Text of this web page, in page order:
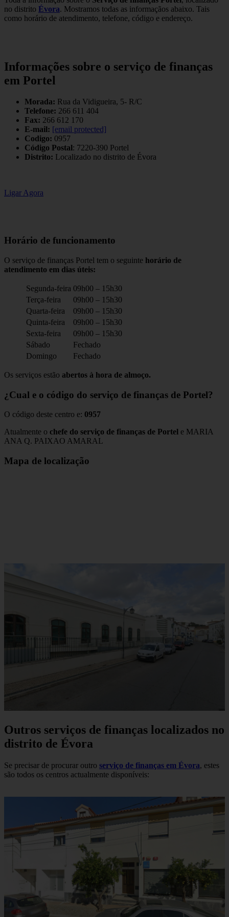
no distrito Évora. Mostramos todas as informaçãos abaixo. Tais
como horário de atendimento, telefone, código e endereço.
Informações sobre o serviço de finanças
em Portel
Morada: Rua da Vidigueira, 5- R/C
Telefone: 266 611 404
Fax: 266 612 170
E-mail: [email protected]
Codigo: 0957
Código Postal: 7220-390 Portel
Distrito: Localizado no distrito de Évora
Ligar Agora
Horário de funcionamento
O serviço de finanças Portel tem o seguinte horário de
atendimento em dias úteis:
Segunda-feira 09h00 – 15h30
Terça-feira
09h00 – 15h30
Quarta-feira
09h00 – 15h30
Quinta-feira
09h00 – 15h30
Sexta-feira
09h00 – 15h30
Sábado
Fechado
Domingo
Fechado
Os serviços estão abertos à hora de almoço.
¿Cual e o código do serviço de finanças de Portel?
O código deste centro e: 0957
Atualmente o chefe do serviço de finanças de Portel e MARIA
ANA Q. PAIXAO AMARAL
Mapa de localização
Outros serviços de finanças localizados no
distrito de Évora
Se precisar de procurar outro serviço de finanças em Évora, estes
são todos os centros actualmente disponíveis: